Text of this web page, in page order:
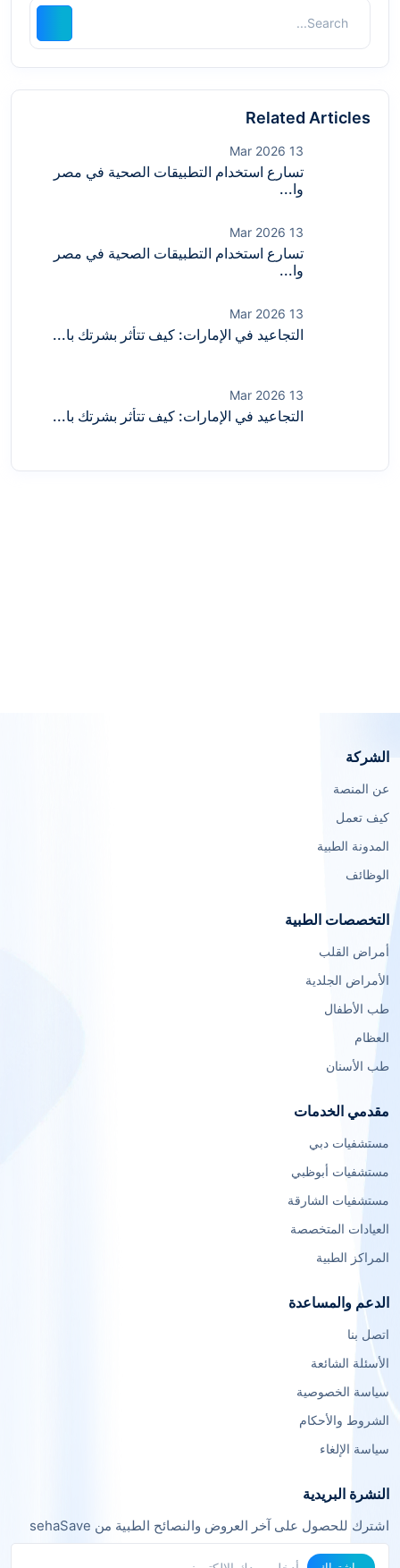
Related Articles
13 Mar 2026
تسارع استخدام التطبيقات الصحية في مصر
وا...
13 Mar 2026
تسارع استخدام التطبيقات الصحية في مصر
وا...
13 Mar 2026
التجاعيد في الإمارات: كيف تتأثر بشرتك با...
13 Mar 2026
التجاعيد في الإمارات: كيف تتأثر بشرتك با...
الشركة
عن المنصة
كيف تعمل
المدونة الطبية
الوظائف
التخصصات الطبية
أمراض القلب
الأمراض الجلدية
طب الأطفال
العظام
طب الأسنان
مقدمي الخدمات
مستشفيات دبي
مستشفيات أبوظبي
مستشفيات الشارقة
العيادات المتخصصة
المراكز الطبية
الدعم والمساعدة
اتصل بنا
الأسئلة الشائعة
سياسة الخصوصية
الشروط والأحكام
سياسة الإلغاء
النشرة البريدية
اشترك للحصول على آخر العروض والنصائح الطبية من sehaSave